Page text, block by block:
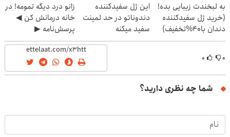
به لبخندت زیبایی بده!
(خرید ژل سفیدکننده
دندان با40%تخفیف)
این ژل سفیدکننده
دندوناتو در حد لمینت
سفید میکنه
(40%تخفیف)
زانو درد دیگه تمومه! در
خانه درمانش کن ◀
پرسش‌نامه ▶
۰ ۰
شما چه نظری دارید؟